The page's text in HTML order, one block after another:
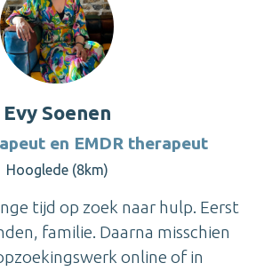
Evy Soenen
en EMDR therapeut
Hooglede (8km)
tijd op zoek naar hulp. Eerst
familie. Daarna misschien
online of in